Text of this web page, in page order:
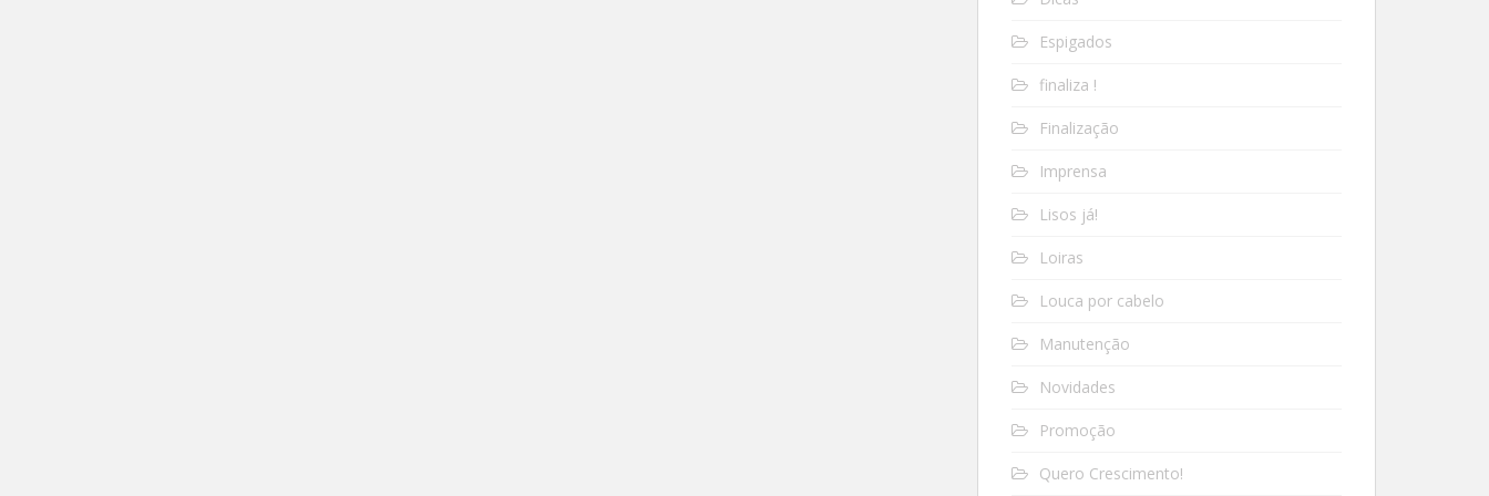
Espigados
finaliza !
Finalização
Imprensa
Lisos já!
Loiras
Louca por cabelo
Manutenção
Novidades
Promoção
Quero Crescimento!